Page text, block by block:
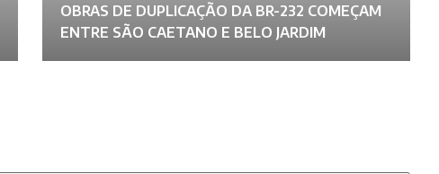
OBRAS DE DUPLICAÇÃO DA BR-232 COMEÇAM
ENTRE SÃO CAETANO E BELO JARDIM